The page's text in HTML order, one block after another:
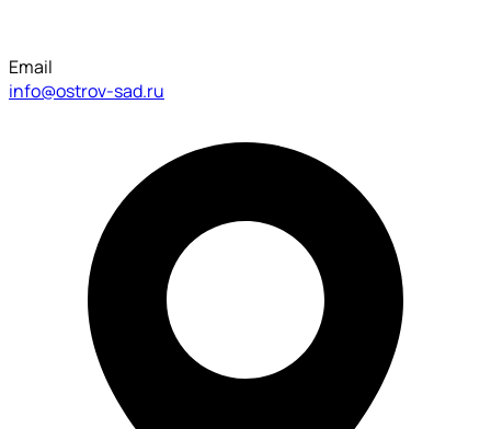
Email
info@ostrov-sad.ru